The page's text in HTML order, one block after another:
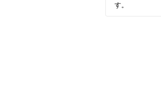
す。